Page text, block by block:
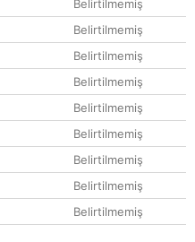
Belirtilmemiş
Belirtilmemiş
Belirtilmemiş
Belirtilmemiş
Belirtilmemiş
Belirtilmemiş
Belirtilmemiş
Belirtilmemiş
Belirtilmemiş